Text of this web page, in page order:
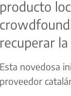
producto
recuperar
Esta novedosa
proveedor